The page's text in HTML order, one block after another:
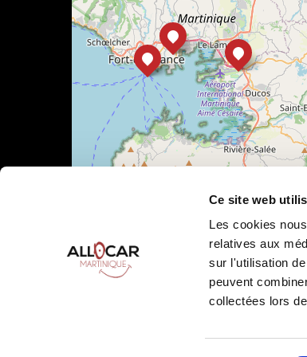
Ce site web
Les cookies
relatives aux
sur l'utilisation
peuvent
collectées lors
Leaflet |©